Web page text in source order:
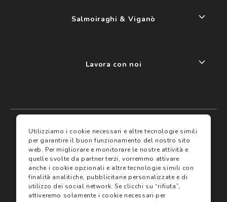
I miei preferiti
Assicurazioni
Servizi
Salmoiraghi & Viganò
Lavora con noi
Termini e condizioni
Termini di vendita
Avvertenze e informazioni di sicurezza sui prodotti
Utilizziamo i cookie necessari e altre tecnologie simili
per garantire il buon funzionamento del nostro sito
web. Per migliorare e monitorare le nostre attività e
quelle svolte da partner terzi, vorremmo attivare
anche i cookie opzionali e altre tecnologie simili con
finalità analitiche, pubblicitarie personalizzate e di
utilizzo dei social network. Se clicchi su “rifiuta”,
attiveremo solamente i cookie necessari per